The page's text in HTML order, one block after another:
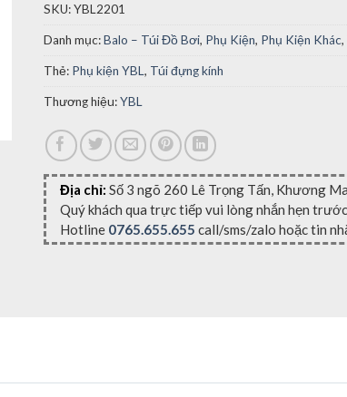
SKU:YBL2201
Danh mục:Balo – Túi Đồ Bơi, Phụ Kiện, Phụ Kiện Khác,
Thẻ: Phụ kiện YBL , Túi đựng kính
Thương hiệu:YBL
Địa chỉ: Số 3 ngõ 260 Lê Trọng Tấn, Khương
Quý khách qua trực tiếp vui lòng nhắn hẹn trước
Hotline 0765.655.655 call/sms/zalo hoặc tin